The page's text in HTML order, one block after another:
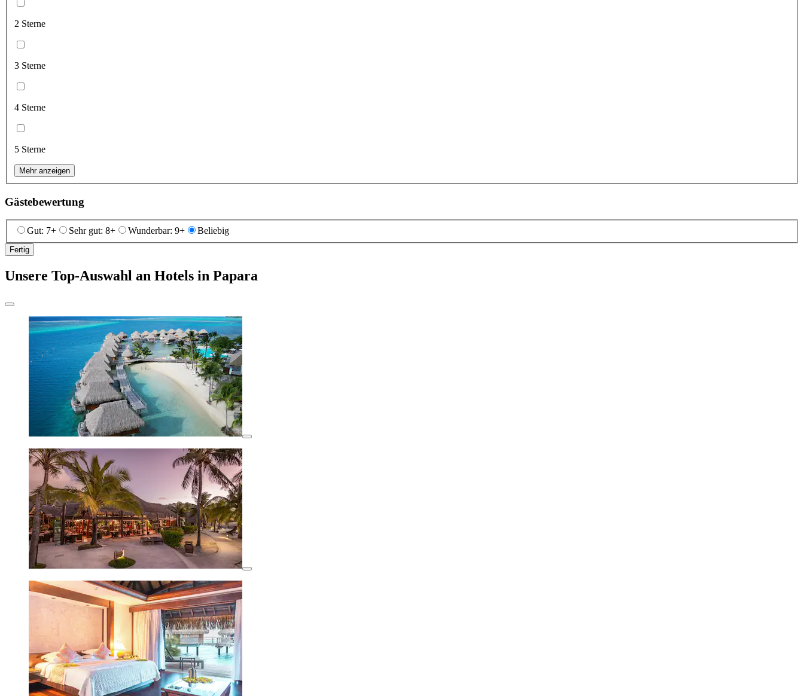
2 Sterne
3 Sterne
4 Sterne
5 Sterne
Mehr anzeigen
Gästebewertung
Gut: 7+ Sehr gut: 8+ Wunderbar: 9+ Beliebig
Fertig
Unsere Top-Auswahl an Hotels in Papara